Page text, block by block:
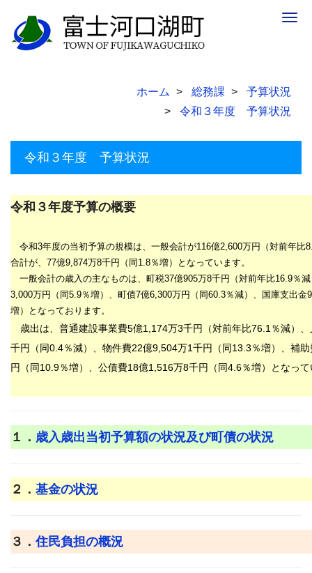
ホーム 総務課
予算状況
令和３年度 予算状況
令和３年度 予算状況
令和３年度予算の概要
令和3年度の当初予算の規模は、一般会計が116億2,600万円（対前年比
合計が、 77億9,874万8千円（同 1.8％増）となっています。
一般会計の歳入の主なものは、町税37億905万8千円（対前年比16.9％
3,000万円（同5.9％増）、町債7億6,300万円（同60.3％減）、国庫支出金9
増）となっております。
歳出は、普通建設事業費5億1,174万3千円（対前年比76.1％減）
千円（同0.4％減）、物件費22億9,504万1千円（同13.3％増）、補
円（同10.9％増）、公債費18億1,516万8千円（同4.6％増）となっ
１． 歳入歳出当初予算額の状況及び町債の状況
２． 基金の状況
３．住民負担の概況